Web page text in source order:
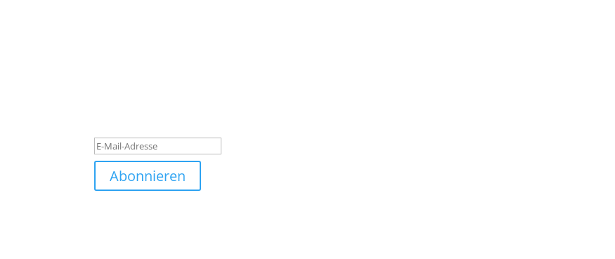
Abonnieren